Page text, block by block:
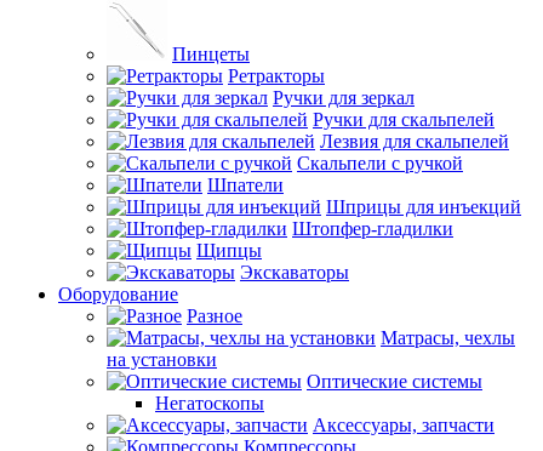
Пинцеты
Ретракторы
Ручки для зеркал
Ручки для скальпелей
Лезвия для скальпелей
Скальпели с ручкой
Шпатели
Шприцы для инъекций
Штопфер-гладилки
Щипцы
Экскаваторы
Оборудование
Разное
Матрасы, чехлы
на установки
Оптические системы
Негатоскопы
Аксессуары, запчасти
Компрессоры